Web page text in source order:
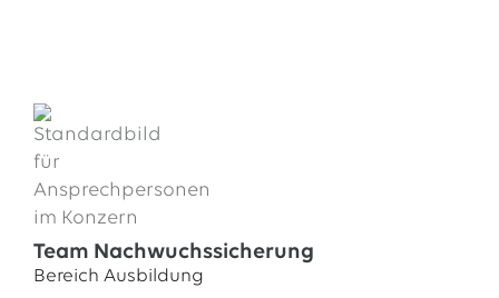
Team Nachwuchssicherung
Bereich Ausbildung